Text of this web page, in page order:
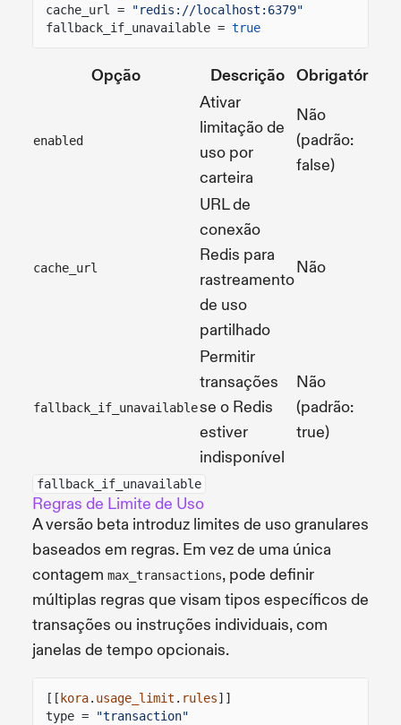
cache_url =
"redis://localhost:6379"
fallback_if_unavailable = true
Opção Descrição Obrigatório
enabled
Ativar
limitação de
uso por
carteira
Não
(padrão:
false)
cache_url
URL de
conexão
Redis para
rastreamento
de uso
partilhado
Não
fallback_if_unavailable
Permitir
transações
se o Redis
estiver
indisponível
Não
(padrão:
true)
fallback_if_unavailable
Regras de Limite de Uso
A versão beta introduz limites de uso granulares
baseados em regras. Em vez de uma única
contagem max_transactions, pode definir
múltiplas regras que visam tipos específicos de
transações ou instruções individuais, com
janelas de tempo opcionais.
[[ kora. usage_limit . rules]]
type =
"transaction"